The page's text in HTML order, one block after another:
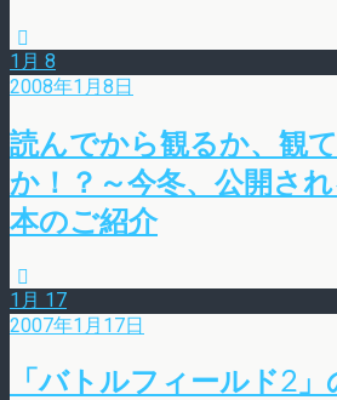
1月 8
2008年1月8日
読んでから観るか、観
か！？～今冬、公開さ
本のご紹介
1月 17
2007年1月17日
「バトルフィールド2